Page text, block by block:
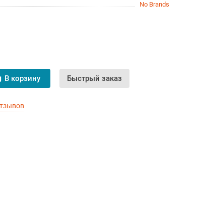
No Brands
В корзину Быстрый заказ